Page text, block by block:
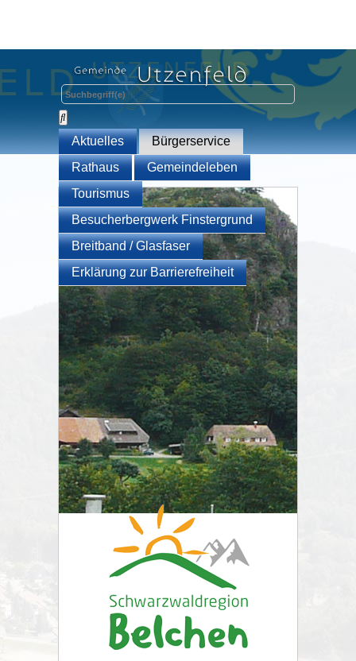
Aktuelles
Bürgerservice
Rathaus
Gemeindeleben
Tourismus
Besucherbergwerk Finstergrund
Breitband / Glasfaser
Erklärung zur Barrierefreiheit